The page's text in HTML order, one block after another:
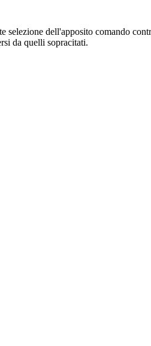
dell'apposito comando
da quelli sopracitati.